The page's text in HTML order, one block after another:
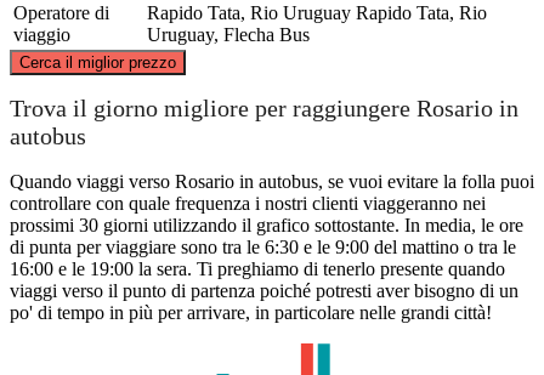
Operatore di
viaggio
Rapido Tata, Rio Uruguay Rapido Tata, Rio
Uruguay, Flecha Bus
Cerca il miglior prezzo
©CARTO
Trova il giorno migliore per raggiungere Rosario in
autobus
Quando viaggi verso Rosario in autobus, se vuoi evitare la folla puoi
controllare con quale frequenza i nostri clienti viaggeranno nei
prossimi 30 giorni utilizzando il grafico sottostante. In media, le ore
di punta per viaggiare sono tra le 6:30 e le 9:00 del mattino o tra le
16:00 e le 19:00 la sera. Ti preghiamo di tenerlo presente quando
viaggi verso il punto di partenza poiché potresti aver bisogno di un
po' di tempo in più per arrivare, in particolare nelle grandi città!